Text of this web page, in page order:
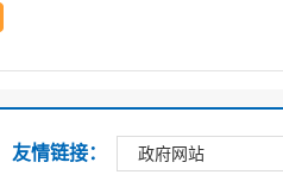
友情链接： 政府网站